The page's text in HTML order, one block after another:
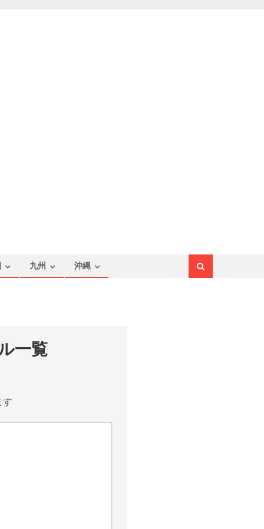
九州 沖縄
一覧
す